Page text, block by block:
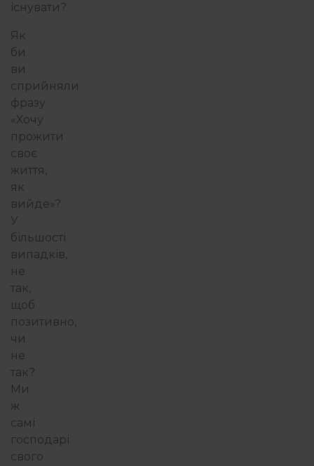
існувати?
Як
би
ви
сприйняли
фразу
«Хочу
прожити
своє
життя,
як
вийде»?
У
більшості
випадків,
не
так,
щоб
позитивно,
чи
не
так?
Ми
ж
самі
господарі
свого